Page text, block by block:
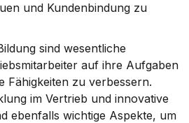
und Kundenbindung zu
sind wesentliche
auf ihre Aufgaben
Fähigkeiten zu verbessern.
im Vertrieb und innovative
ebenfalls wichtige Aspekte, um